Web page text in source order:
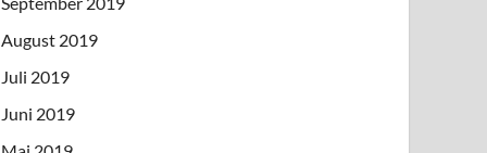
August 2019
Juli 2019
Juni 2019